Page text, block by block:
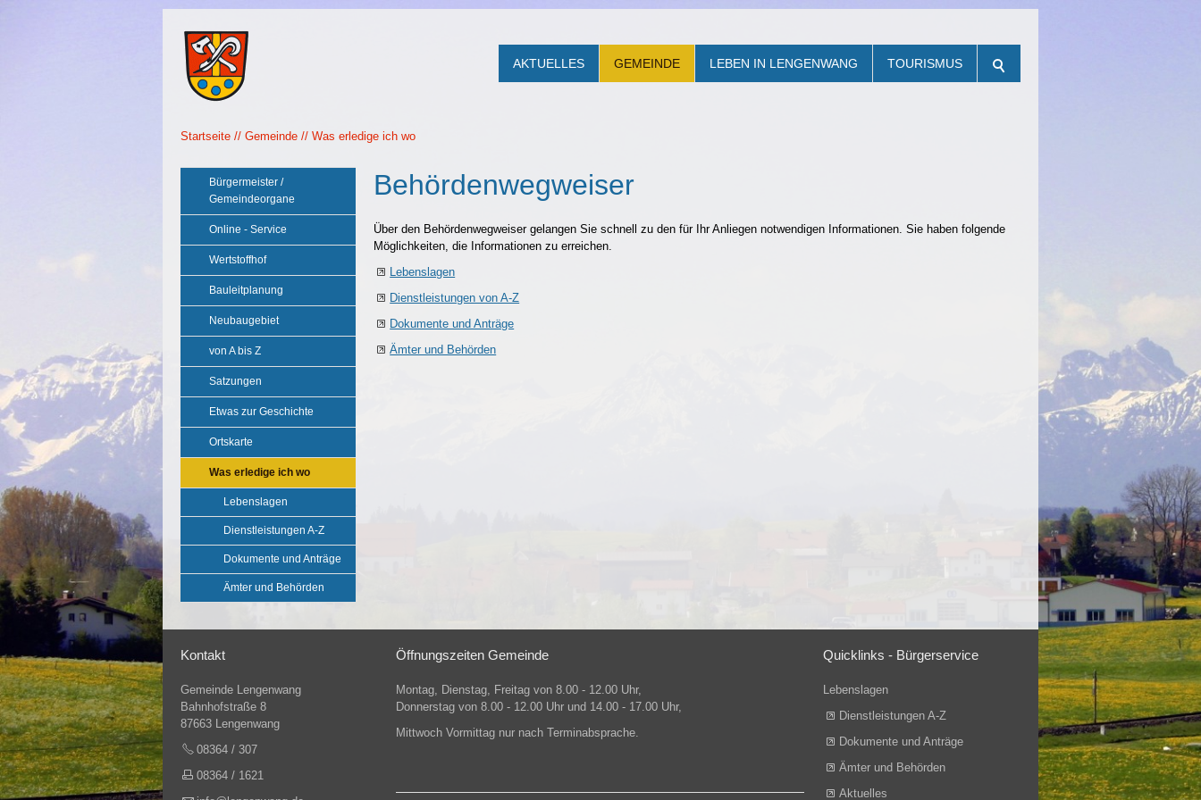
AKTUELLES GEMEINDE LEBEN IN LENGENWANG TOURISMUS
Startseite Gemeinde Was erledige ich wo
Bürgermeister /
Gemeindeorgane
Online - Service
Wertstoffhof
Bauleitplanung
Neubaugebiet
von A bis Z
Satzungen
Etwas zur Geschichte
Ortskarte
Was erledige ich wo
Lebenslagen
Dienstleistungen A-Z
Dokumente und Anträge
Ämter und Behörden
Behördenwegweiser
Über den Behördenwegweiser gelangen Sie schnell zu den für Ihr Anliegen notwendigen Informationen. Sie haben folgende
Möglichkeiten, die Informationen zu erreichen.
Lebenslagen
Dienstleistungen von A-Z
Dokumente und Anträge
Ämter und Behörden
Kontakt
Gemeinde Lengenwang
Bahnhofstraße 8
87663 Lengenwang
08364 / 307
08364 / 1621
Öffnungszeiten Gemeinde
Montag, Dienstag, Freitag von 8.00 - 12.00 Uhr,
Donnerstag von 8.00 - 12.00 Uhr und 14.00 - 17.00 Uhr,
Mittwoch Vormittag nur nach Terminabsprache.
Quicklinks - Bürgerservice
Lebenslagen
Dienstleistungen A-Z
Dokumente und Anträge
Ämter und Behörden
Aktuelles